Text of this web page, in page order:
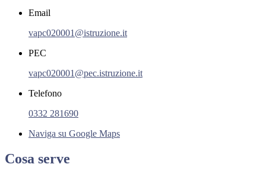
Email
vapc020001@istruzione.it
PEC
vapc020001@pec.istruzione.it
Telefono
0332 281690
Naviga su Google Maps
Cosa serve